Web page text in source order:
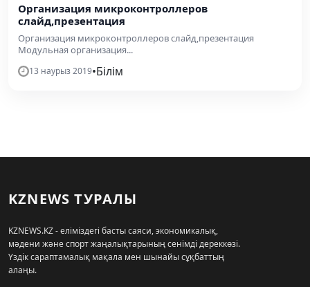
Организация микроконтроллеров
слайд,презентация
Организация микроконтроллеров слайд,презентация
Модульная организация...
13 наурыз 2019•Білім
KZNEWS ТУРАЛЫ
KZNEWS.KZ - еліміздегі басты саяси, экономикалық,
мәдени және спорт жаңалықтарының сенімді дереккөзі.
Үздік сараптамалық мақала мен шынайы сұқбаттың
алаңы.